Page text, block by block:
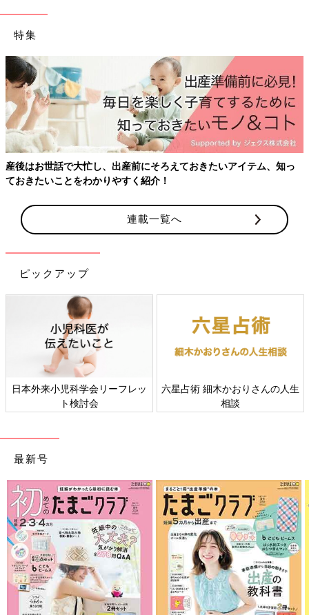
せんが、子どももブレザーなどを着ていてもいやがらない年齢に
小学校の入学式用に、男の子ならブレザーとパンツスーツ、女の
子もブレザーとスカートやワンピースなどを用意している家庭は
同じものでいいでしょう。女の子はリボンやシュシュなどでヘア
アレンジをするとグッとフォーマルな感じがアップします。
ただし、子どもはフォーマルな服を着ても、いつものように園庭
などで遊びたがります。そのあたりは大目に見て。
パパの服装、どうする？
卒園式はこれまでお世話になった園の先生方に感謝を伝える場で
もあるので、基本的にフォーマルなものを着るのがマナーです。
最近の傾向として、パパの服装はブラックスーツやダークスーツ
が主流になっています。どうしてもスーツはいやというパパやス
ーツは持っていないという人は、ブレザーなどを羽織って行きま
ょう。
ママの服装、どうする？
パパと同じく、フォーマルな服装で参加することが基本です。ス
ーツかワンピース、ツーピースなどでいいのですが、卒園式では
ブラックや紺など、ダークな色の服装で出席するママが多く、
「春らしい色を着ていって浮いてしまった」という話も聞きま
入園式と違って、子どもももう成長しているので、靴は服装にあ
わせたもので大丈夫。式自体は園のホールなどで行われるので、
どんな服を着ていくにせよ、卒園式の主役は子どもです。そのこ
とを忘れずに、思い出に残る卒園式にのぞんでください。
卒園式後の保育はどうなるの？
特集
産後はお世話で大忙し、出産前にそろえておきたいアイテム、知っ
ておきたいことをわかりやすく紹介！
連載一覧へ
ピックアップ
日本外来小児科学会リーフレッ
ト検討会
六星占術 細木かおりさんの人生
相談
最新号